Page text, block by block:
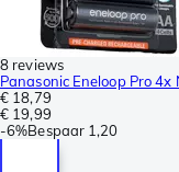
8 reviews
Panasonic Eneloop Pro
€ 18,79
€ 19,99
-6%Bespaar 1,20